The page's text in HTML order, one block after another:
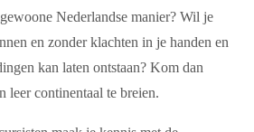
Nederlandse manier? Wil je
en zonder klachten in je handen en
kan laten ontstaan? Kom dan
leer continentaal te breien.